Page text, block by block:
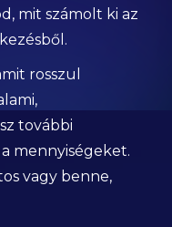
mit számolt ki az
rosszul
további
mennyiségeket.
vagy benne,